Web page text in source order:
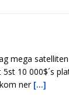
mega
10 000$´s
ner [...]